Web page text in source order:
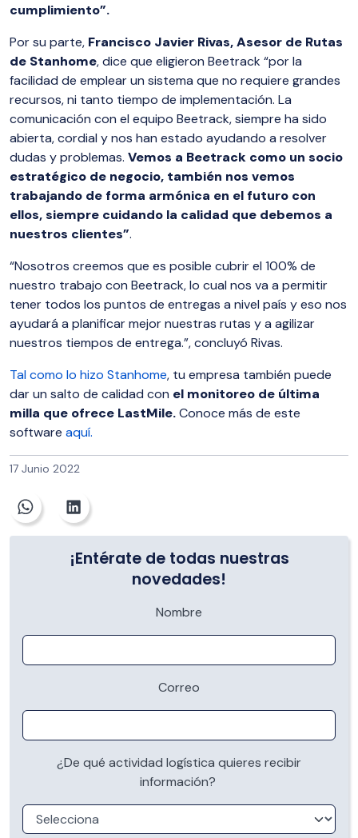
cumplimiento”.
Por su parte, Francisco Javier Rivas, Asesor de Rutas
de Stanhome, dice que eligieron Beetrack “por la
facilidad de emplear un sistema que no requiere grandes
recursos, ni tanto tiempo de implementación. La
comunicación con el equipo Beetrack, siempre ha sido
abierta, cordial y nos han estado ayudando a resolver
dudas y problemas. Vemos a Beetrack como un socio
estratégico de negocio, también nos vemos
trabajando de forma armónica en el futuro con
ellos, siempre cuidando la calidad que debemos a
nuestros clientes”.
“Nosotros creemos que es posible cubrir el 100% de
nuestro trabajo con Beetrack, lo cual nos va a permitir
tener todos los puntos de entregas a nivel país y eso nos
ayudará a planificar mejor nuestras rutas y a agilizar
nuestros tiempos de entrega.”, concluyó Rivas.
Tal como lo hizo Stanhome, tu empresa también puede
dar un salto de calidad con el monitoreo de última
milla que ofrece LastMile.Conoce más de este
software aquí.
17 Junio 2022
¡Entérate de todas nuestras
novedades!
Nombre
Correo
¿De qué actividad logística quieres recibir
información?